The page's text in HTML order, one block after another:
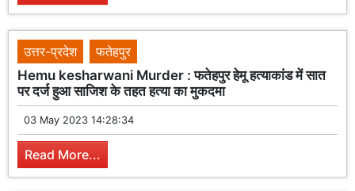
उत्तर-प्रदेश
फतेहपुर
Hemu kesharwani Murder : फतेहपुर हेमू हत्याकांड में सात
पर दर्ज हुआ साजिश के तहत हत्या का मुकदमा
03 May 2023 14:28:34
Read More...